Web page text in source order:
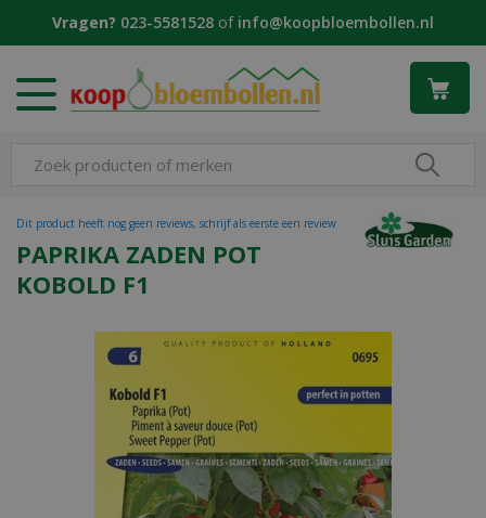
Vragen? 023-5581528 of info@koopbloembollen.nl
PAPRIKA ZADEN POT
KOBOLD F1
Dit product heeft nog geen reviews, schrijf als eerste een review